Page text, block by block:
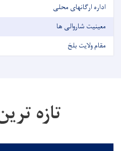
اداره ارگانهای محلی
معینیت شاروالی ها
مقام ولایت بلخ
تازه